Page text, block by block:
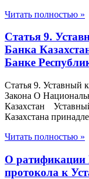
Читать полностью »
Статья 9.
Банка
Банке
Статья 9. Уставный
Закона О
Казахстан
Казахстана
Читать полностью »
О ратификации
протокола к